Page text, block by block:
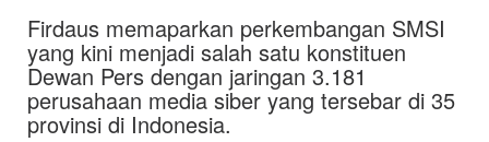
Firdaus memaparkan perkembangan SMSI
yang kini menjadi salah satu konstituen
Dewan Pers dengan jaringan 3.181
perusahaan media siber yang tersebar di 35
provinsi di Indonesia.